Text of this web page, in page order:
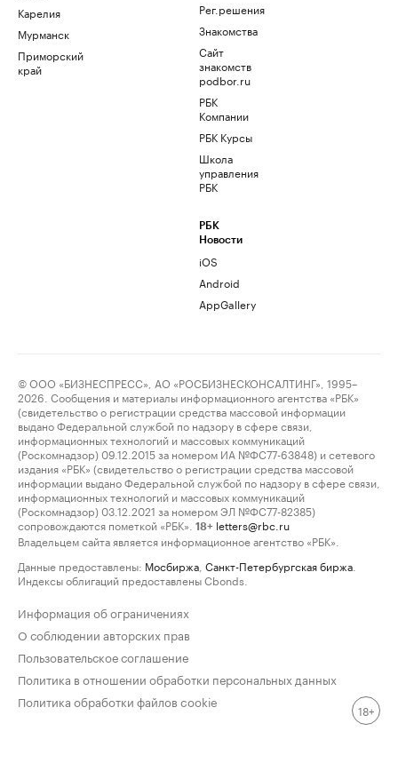
Карелия
Мурманск
Приморский
край
Рег.решения
Знакомства
Сайт
знакомств
podbor.ru
РБК
Компании
РБК Курсы
Школа
управления
РБК
РБК
Новости
iOS
Android
AppGallery
© ООО «БИЗНЕСПРЕСС», АО «РОСБИЗНЕСКОНСАЛТИНГ», 1995–
2026. Сообщения и материалы информационного агентства «РБК»
(свидетельство о регистрации средства массовой информации
выдано Федеральной службой по надзору в сфере связи,
информационных технологий и массовых коммуникаций
(Роскомнадзор) 09.12.2015 за номером ИА №ФС77-63848) и сетевого
издания «РБК» (свидетельство о регистрации средства массовой
информации выдано Федеральной службой по надзору в сфере связи,
информационных технологий и массовых коммуникаций
(Роскомнадзор) 03.12.2021 за номером ЭЛ №ФС77-82385)
сопровождаются пометкой «РБК».
18+ letters@rbc.ru
Владельцем сайта является информационное агентство «РБК».
Данные предоставлены: Мосбиржа Санкт-Петербургская биржа
Индексы облигаций предоставлены Cbonds.
Информация об ограничениях
О соблюдении авторских прав
Пользовательское соглашение
Политика в отношении обработки персональных данных
Политика обработки файлов cookie
18+